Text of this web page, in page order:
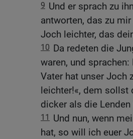
9 Und er sprach zu
antworten, das zu
Joch leichter, das
10 Da redeten die
waren, und
Vater hat unser Joch
leichter!«, dem sollst
dicker als die
11
Und nun, wenn
hat, so will ich euer